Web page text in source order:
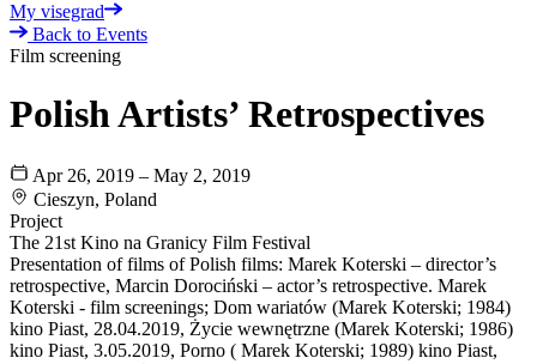
My visegrad
Back to Events
Film screening
Polish Artists’ Retrospectives
Apr 26, 2019 – May 2, 2019
Cieszyn, Poland
Project
The 21st Kino na Granicy Film Festival
Presentation of films of Polish films: Marek Koterski – director’s
retrospective, Marcin Dorociński – actor’s retrospective. Marek
Koterski - film screenings; Dom wariatów (Marek Koterski; 1984)
kino Piast, 28.04.2019, Życie wewnętrzne (Marek Koterski; 1986)
kino Piast, 3.05.2019, Porno ( Marek Koterski; 1989) kino Piast,